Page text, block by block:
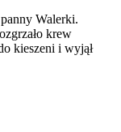
Walerki.
krew
kieszeni i wyjął